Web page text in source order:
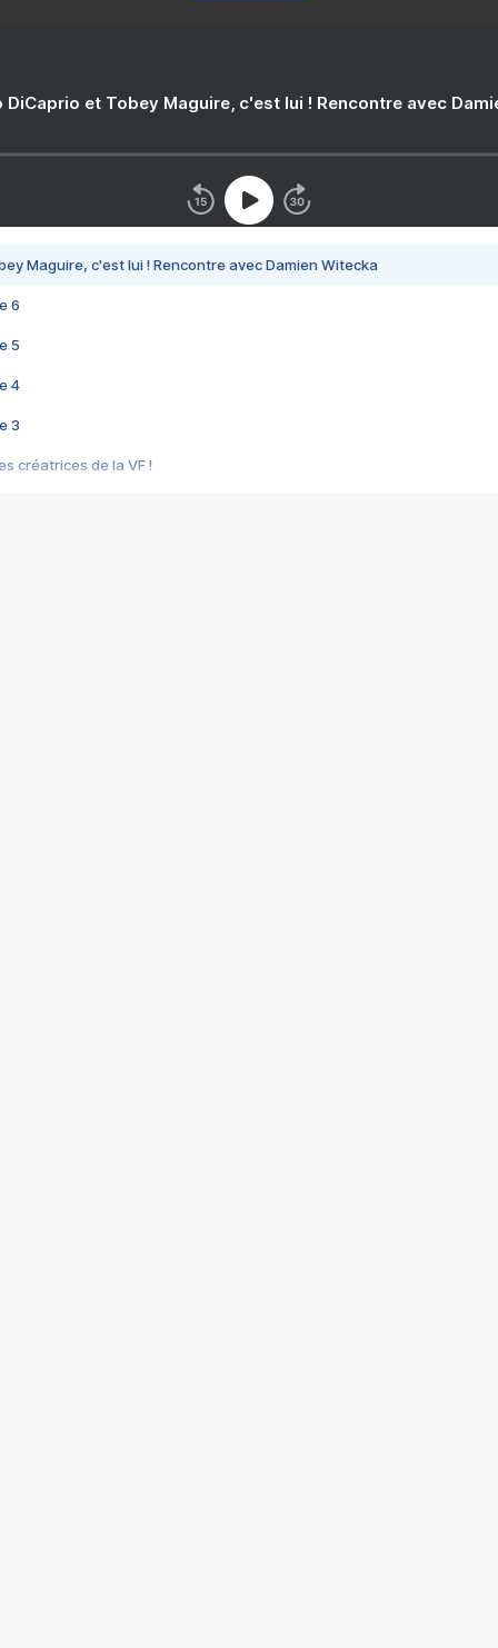
DiCaprio et Tobey Maguire, c'est lui ! Rencontre avec
Maguire, c'est lui ! Rencontre avec Damien Witecka
6
5
4
3
créatrices de la VF !